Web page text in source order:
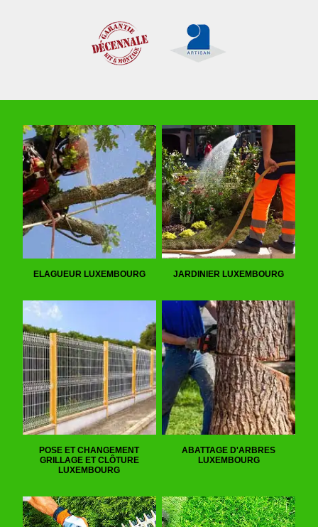
ELAGUEUR LUXEMBOURG JARDINIER LUXEMBOURG
POSE ET CHANGEMENT
GRILLAGE ET CLÔTURE
LUXEMBOURG
ABATTAGE D'ARBRES
LUXEMBOURG